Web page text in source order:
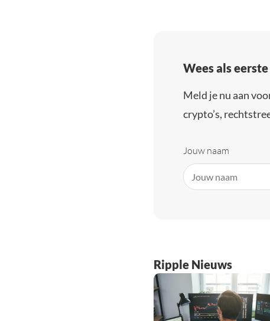
Wees als
Meld je nu aan
crypto’s,
Jouw naam
Ripple Nieuws